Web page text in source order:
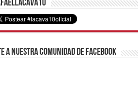
a nuestra comunidad de Facebook